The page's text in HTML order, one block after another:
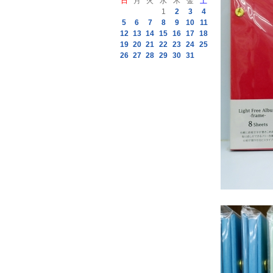
1
2 3
4
5
6 7 8 9 10
11
12 13 14 15 16 17 18
19 20 21 22 23 24 25
26 27 28 29 30 31